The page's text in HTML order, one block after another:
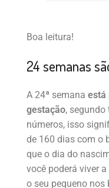
Boa leitura!
24 semanas
A 24ª semana está
gestação, segundo
números, isso
de 160 dias com o
que o dia do
você poderá viver
o seu pequeno nos